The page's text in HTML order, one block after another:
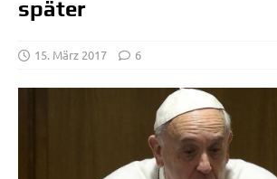
später
15. März 2017 6